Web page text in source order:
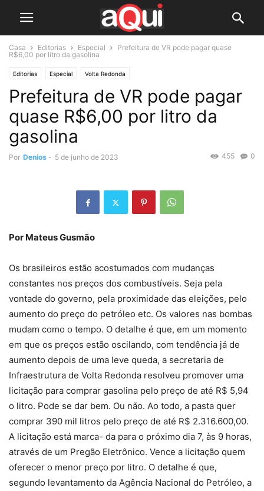
Casa Editorias Especial
Prefeitura de VR pode pagar quase
R$6,00 por litro da gasolina
Editorias Especial Volta Redonda
Prefeitura de VR pode pagar
quase R$6,00 por litro da
gasolina
Por Denios - 5 de junho de 2023 0
455
Por Mateus Gusmão
Os brasileiros estão acostumados com mudanças
constantes nos preços dos combustíveis. Seja pela
vontade do governo, pela proximidade das eleições, pelo
aumento do preço do petróleo etc. Os valores nas bombas
mudam como o tempo. O detalhe é que, em um momento
em que os preços estão oscilando, com tendência já de
aumento depois de uma leve queda, a secretaria de
Infraestrutura de Volta Redonda resolveu promover uma
licitação para comprar gasolina pelo preço de até R$ 5,94
o litro. Pode se dar bem. Ou não. Ao todo, a pasta quer
comprar 390 mil litros pelo preço de até R$ 2.316.600,00.
A licitação está marca- da para o próximo dia 7, às 9 horas,
através de um Pregão Eletrônico. Vence a licitação quem
oferecer o menor preço por litro. O detalhe é que,
segundo levantamento da Agência Nacional do Petróleo, a